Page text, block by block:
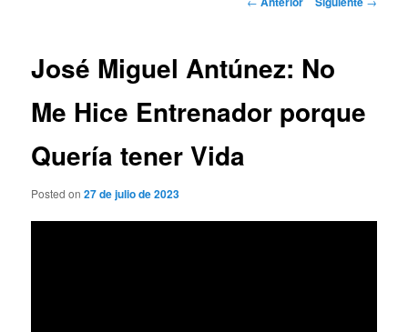
José Miguel Antúnez: No
Me Hice Entrenador porque
Quería tener Vida
Posted on27 de julio de 2023